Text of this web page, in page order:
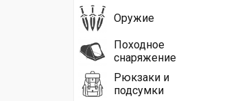
Оружие
Походное
снаряжение
Рюкзаки и
подсумки